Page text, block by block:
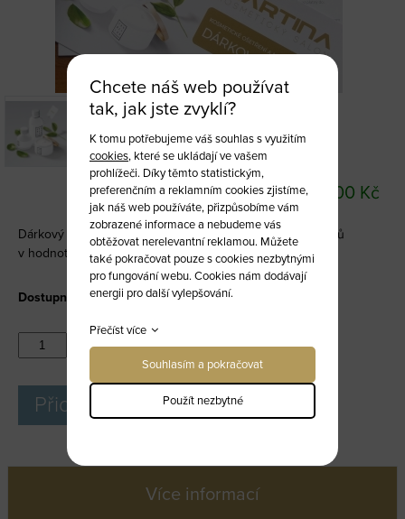
Dárkový poukaz 1200 Kč
1 200 Kč
DÁRKOVÉ POUKAZY
Dárkový poukaz na kosmetické ošetření a nákup produktů
v hodnotě 1200 Kč.
Dostupnost:Skladem
Přidat do košíku
Více informací
Chcete náš web používat
tak, jak jste zvyklí?
K tomu potřebujeme váš souhlas s využitím
cookies, které se ukládají ve vašem
prohlížeči. Díky těmto statistickým,
preferenčním a reklamním cookies zjistíme,
jak náš web používáte, přizpůsobíme vám
zobrazené informace a nebudeme vás
obtěžovat nerelevantní reklamou. Můžete
také pokračovat pouze s cookies nezbytnými
pro fungování webu. Cookies nám dodávají
energii pro další vylepšování.
Přečíst více
Souhlasím a pokračovat
Použít nezbytné